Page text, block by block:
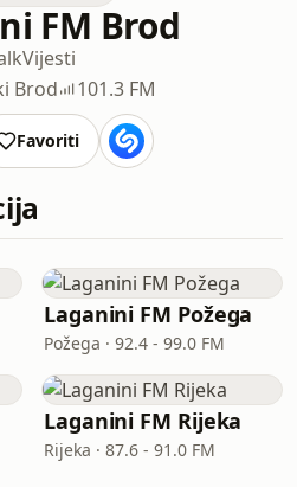
FM Brod
Vijesti
Brod
101.3 FM
Favoriti
Laganini FM Požega
Požega · 92.4 - 99.0 FM
Laganini FM Rijeka
Rijeka · 87.6 - 91.0 FM